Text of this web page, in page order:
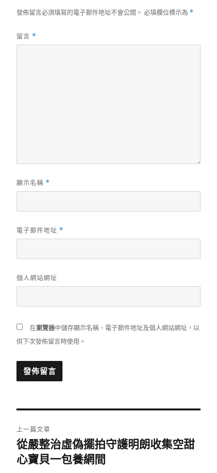
發佈留言必須填寫的電子郵件地址不會公開。 必填欄位標示為 *
留言 *
顯示名稱 *
電子郵件地址 *
個人網站網址
在瀏覽器中儲存顯示名稱、電子郵件地址及個人網站網址，以
供下次發佈留言時使用。
章
導
上一篇文章
上
一
從嚴整治虛偽擺拍守護明朗收集空甜
心寶貝一包養網間